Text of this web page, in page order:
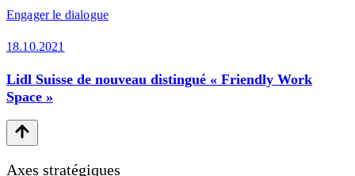
Engager le dialogue
18.10.2021
Lidl Suisse de nouveau distingué « Friendly Work
Space »
Axes stratégiques